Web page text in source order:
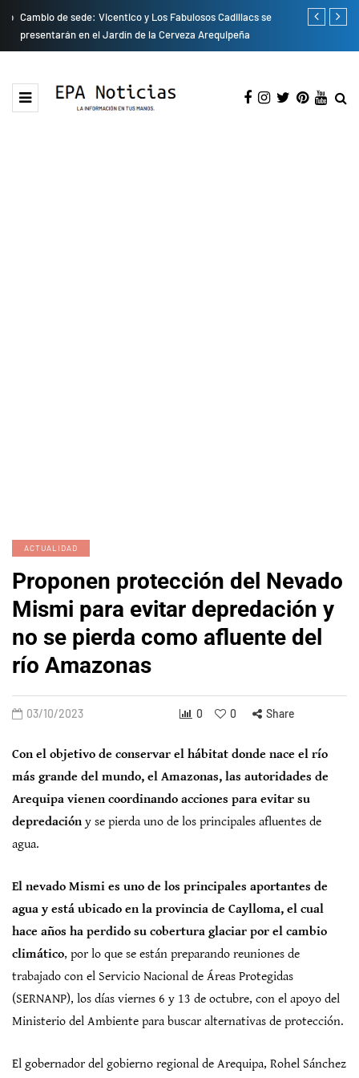
Cambio de sede: Vicentico y Los Fabulosos Cadillacs se
presentarán en el Jardín de la Cerveza Arequipeña
Empresas
ACTUALIDAD
Proponen protección del Nevado
Mismi para evitar depredación y
no se pierda como afluente del
río Amazonas
03/10/2023 0 0 Share
Con el objetivo de conservar el hábitat donde nace el río
más grande del mundo, el Amazonas, las autoridades de
Arequipa vienen coordinando acciones para evitar su
depredación y se pierda uno de los principales afluentes de
agua.
El nevado Mismi es uno de los principales aportantes de
agua y está ubicado en la provincia de Caylloma, el cual
hace años ha perdido su cobertura glaciar por el cambio
climático, por lo que se están preparando reuniones de
trabajado con el Servicio Nacional de Áreas Protegidas
(SERNANP), los días viernes 6 y 13 de octubre, con el apoyo del
Ministerio del Ambiente para buscar alternativas de protección.
El gobernador del gobierno regional de Arequipa, Rohel Sánchez